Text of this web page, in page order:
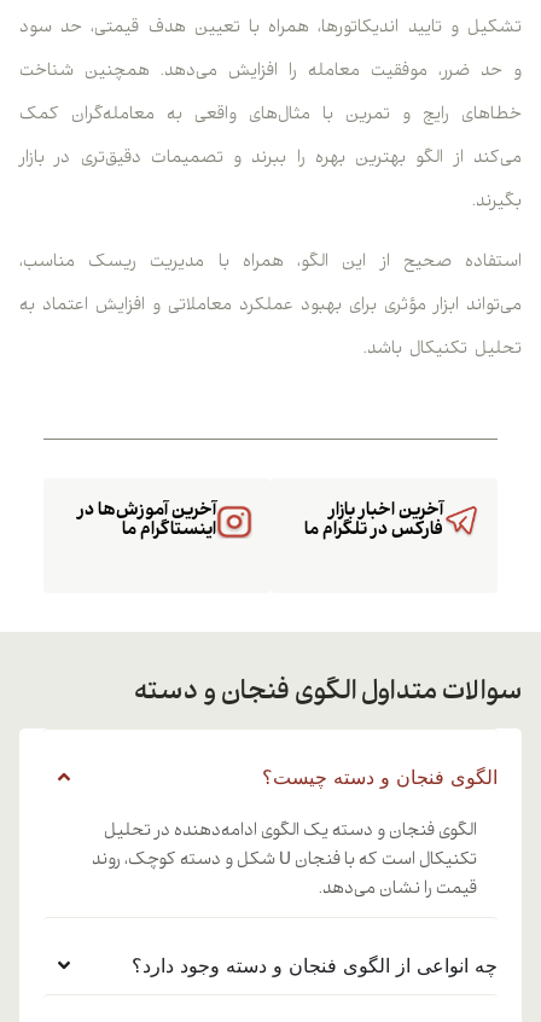
تشکیل و تایید اندیکاتورها، همراه با تعیین هدف قیمتی، حد سود
و حد ضرر، موفقیت معامله را افزایش می‌دهد. همچنین شناخت
خطاهای رایج و تمرین با مثال‌های واقعی به معامله‌گران کمک
می‌کند از الگو بهترین بهره را ببرند و تصمیمات دقیق‌تری در بازار
بگیرند.
استفاده صحیح از این الگو، همراه با مدیریت ریسک مناسب،
می‌تواند ابزار مؤثری برای بهبود عملکرد معاملاتی و افزایش اعتماد به
تحلیل تکنیکال باشد.
آخرین آموزش‌ها در
اینستاگرام ما
آخرین اخبار بازار
فارکس در تلگرام ما
سوالات متداول الگوی فنجان و دسته
الگوی فنجان و دسته چیست؟
الگوی فنجان و دسته یک الگوی ادامه‌دهنده در تحلیل
تکنیکال است که با فنجان U شکل و دسته کوچک، روند
قیمت را نشان می‌دهد.
چه انواعی از الگوی فنجان و دسته وجود دارد؟